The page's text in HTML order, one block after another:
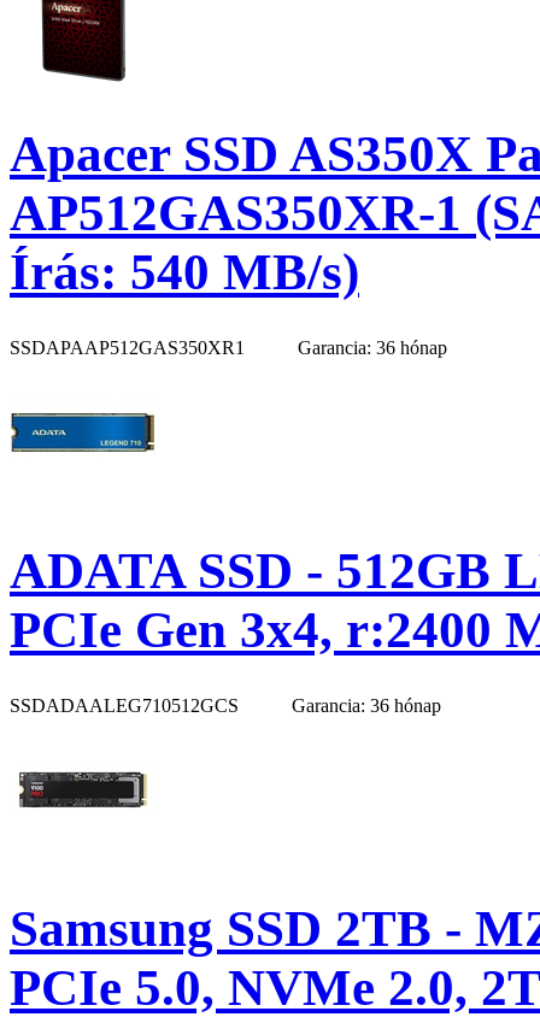
Apacer SSD AS350X
AP512GAS350XR-1
Írás: 540 MB/s)
SSDAPAAP512GAS350XR1 Garancia: 36 hónap
ADATA SSD - 512GB
PCIe Gen 3x4, r:2400
SSDADAALEG710512GCS Garancia: 36 hónap
Samsung SSD 2TB -
PCIe 5.0, NVMe 2.0,